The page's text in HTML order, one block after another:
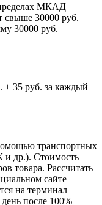
МКАД
свыше 30000 руб.
30000 руб.
+ 35 руб. за каждый
транспортных
др.). Стоимость
товара. Рассчитать
сайте
на терминал
после 100%